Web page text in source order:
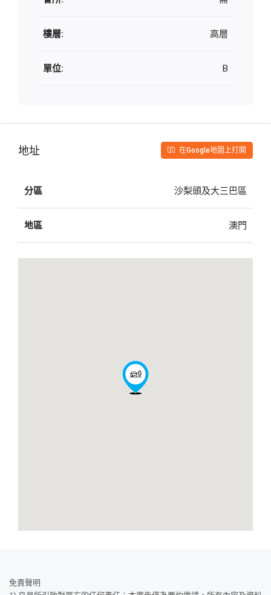
樓層: 高層
單位: B
地址 在Google地圖上打開
分區 沙梨頭及大三巴區
地區 澳門
免責聲明